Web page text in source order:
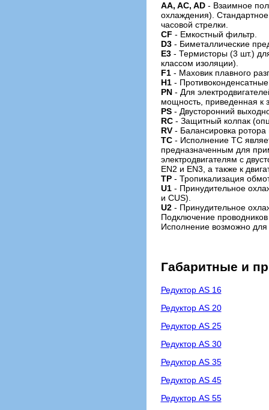
AA, AC, AD- Взаимное
охлаждения).
часовой стрелки.
CF - Емкостный фильтр.
D3- Биметаллические
E3- Термисторы (3 шт.) для
классом изоляции).
F1- Маховик плавного
H1 -
PN- Для
мощность, приведенная к
PS- Двусторонний
RC- Защитный колпак
RV- Балансировка ротора
TC- Исполнение TC
предназначенным для
электродвигателям с
EN2 и EN3, а также к
TP- Тропикализация
U1- Принудительное
и CUS).
U2- Принудительное
Подключение
Исполнение возможно
Габаритные и
Редуктор AS 16
Редуктор AS 20
Редуктор AS 25
Редуктор AS 30
Редуктор AS 35
Редуктор AS 45
Редуктор AS 55